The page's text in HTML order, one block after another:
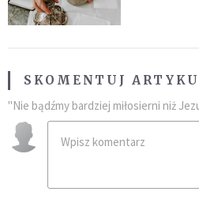
SKOMENTUJ
"Nie bądźmy bardziej miłosierni niż